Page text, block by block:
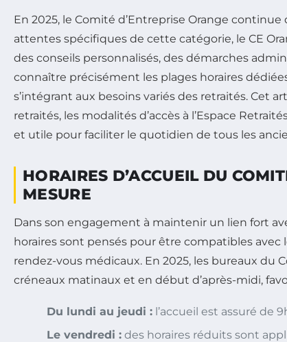
En 2025, le Comité d’Entreprise Orange
attentes spécifiques de cette catégorie, le CE
des conseils personnalisés, des démarches
connaître précisément les plages horaires
s’intégrant aux besoins variés des retraités. Cet
retraités, les modalités d’accès à l’Espace
et utile pour faciliter le quotidien de tous les
HORAIRES D’ACCUEIL DU
MESURE
Dans son engagement à maintenir un lien fort
horaires sont pensés pour être compatibles
rendez-vous médicaux. En 2025, les bureaux du
créneaux matinaux et en début d’après-midi,
Du lundi au jeudi : l’accueil est assuré de
Le vendredi : des horaires réduits sont